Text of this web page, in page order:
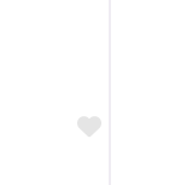
Favoris